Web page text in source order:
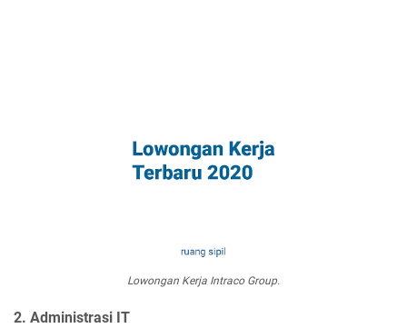
Lowongan Kerja Intraco Group.
2. Administrasi IT